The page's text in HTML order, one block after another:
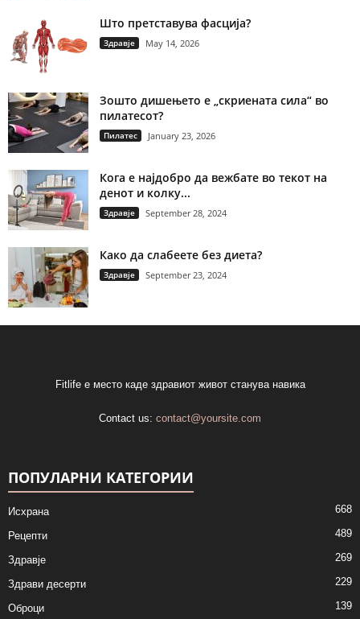
Што претставува фасција?
Здравје May 14, 2026
Зошто дишењето е „скриената сила“ во
пилатесот?
Пилатес January 23, 2026
Кога е најдобро да вежбате во текот на
денот и колку...
Здравје September 28, 2024
Како да слабеете без диета?
Здравје September 23, 2024
Fitlife е место каде здравиот живот станува навика
Contact us: contact@yoursite.com
ПОПУЛАРНИ КАТЕГОРИИ
Исхрана 668
Рецепти 489
Здравје 269
Здрави десерти 229
Оброци 139